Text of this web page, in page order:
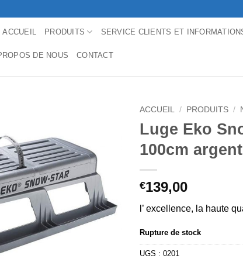
ACCUEIL PRODUITS SERVICE CLIENTS ET
DE NOUS CONTACT
ACCUEIL / PRODUITS /
Luge Eko
100cm argent
€139,00
l’ excellence, la haute
Rupture de stock
UGS : 0201